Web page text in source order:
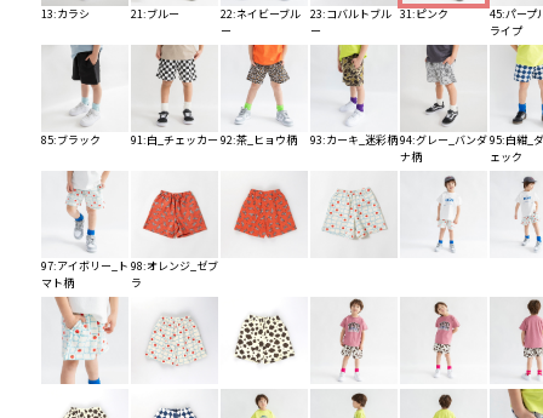
13:カラシ 21:ブルー
22:ネイビーブル
ー
23:コバルトブル
ー
31:ピンク
45:パープ
ライプ
85:ブラック 91:白_チェッカー 92:茶_ヒョウ柄 93:カーキ_迷彩柄94:グレー_バンダ
ナ柄
95:白紺_
ェック
97:アイボリー_ト
マト柄
98:オレンジ_ゼブ
ラ